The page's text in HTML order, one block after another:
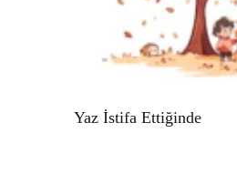
Yaz İstifa Ettiğinde